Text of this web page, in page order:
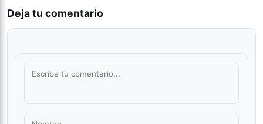
Deja tu comentario